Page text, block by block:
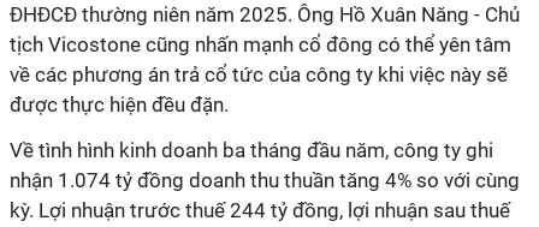
ĐHĐCĐ thường niên năm 2025. Ông Hồ Xuân Năng - Chủ
tịch Vicostone cũng nhấn mạnh cổ đông có thể yên tâm
về các phương án trả cổ tức của công ty khi việc này sẽ
được thực hiện đều đặn.
Về tình hình kinh doanh ba tháng đầu năm, công ty ghi
nhận 1.074 tỷ đồng doanh thu thuần tăng 4% so với cùng
kỳ. Lợi nhuận trước thuế 244 tỷ đồng, lợi nhuận sau thuế